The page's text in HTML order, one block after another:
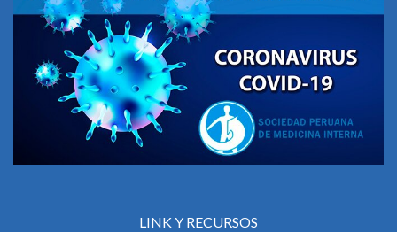
LINK Y RECURSOS